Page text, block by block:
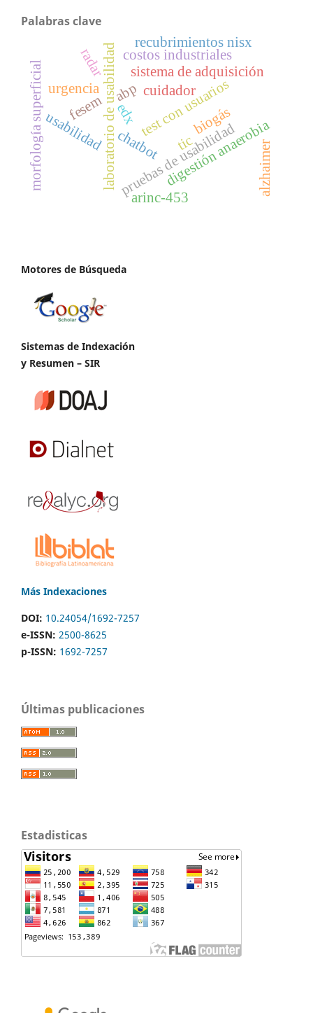
Palabras clave
laboratorio de usabilidadpruebas de usabilidad
test con usuarios
usabilidad
sistema de adquisición
digestión anaerobia
biogás
abp
costos industriales
recubrimientos nisx
fesem edx
morfología superficial chatbot alzhaimer
cuidador
urgencia
tic
radar
arinc-453
Motores de Búsqueda
Sistemas de Indexación
y Resumen – SIR
Más Indexaciones
DOI: 10.24054/1692-7257
e-ISSN: 2500-8625
p-ISSN: 1692-7257
Últimas publicaciones
Estadisticas